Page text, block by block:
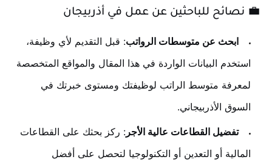
💼 نصائح للباحثين عن عمل في أذربيجان
ابحث عن متوسطات الرواتب: قبل التقديم لأي وظيفة،
استخدم البيانات الواردة في هذا المقال والمواقع المتخصصة
لمعرفة متوسط الراتب لوظيفتك ومستوى خبرتك في
السوق الأذربيجاني.
تفضيل القطاعات عالية الأجر : ركز بحثك على القطاعات
المالية أو التعدين أو التكنولوجيا لتحصل على أفضل